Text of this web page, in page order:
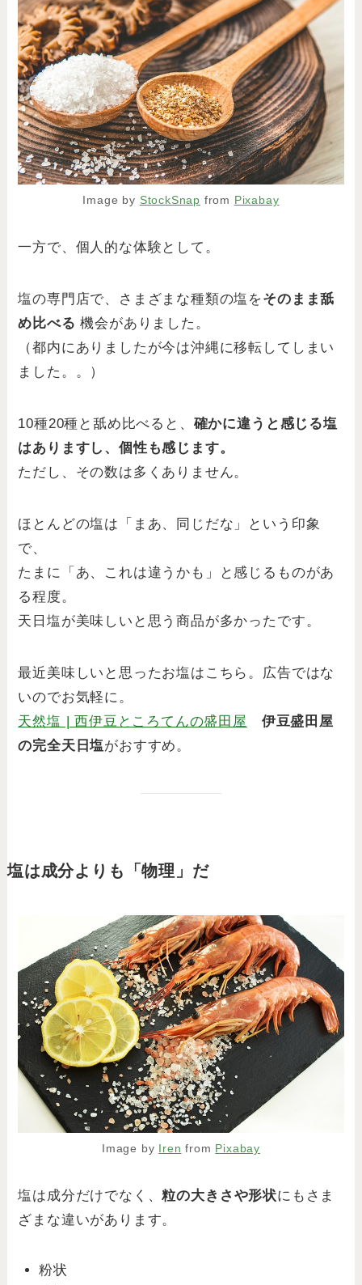
Image by StockSnap from Pixabay
一方で、個人的な体験として。
塩の専門店で、さまざまな種類の塩をそのまま舐
め比べる 機会がありました。
（都内にありましたが今は沖縄に移転してしまい
ました。。）
10種20種と舐め比べると、 確かに違うと感じる塩
はありますし、個性も感じます。
ただし、その数は多くありません。
ほとんどの塩は「まあ、同じだな」という印象
で、
たまに「あ、これは違うかも」と感じるものがあ
る程度。
天日塩が美味しいと思う商品が多かったです。
最近美味しいと思ったお塩はこちら。広告ではな
いのでお気軽に。
天然塩 | 西伊豆ところてんの盛田屋
伊豆盛田屋
の完全天日塩がおすすめ。
塩は成分よりも「物理」だ
Image by Iren from Pixabay
塩は成分だけでなく、粒の大きさや形状にもさま
ざまな違いがあります。
粉状